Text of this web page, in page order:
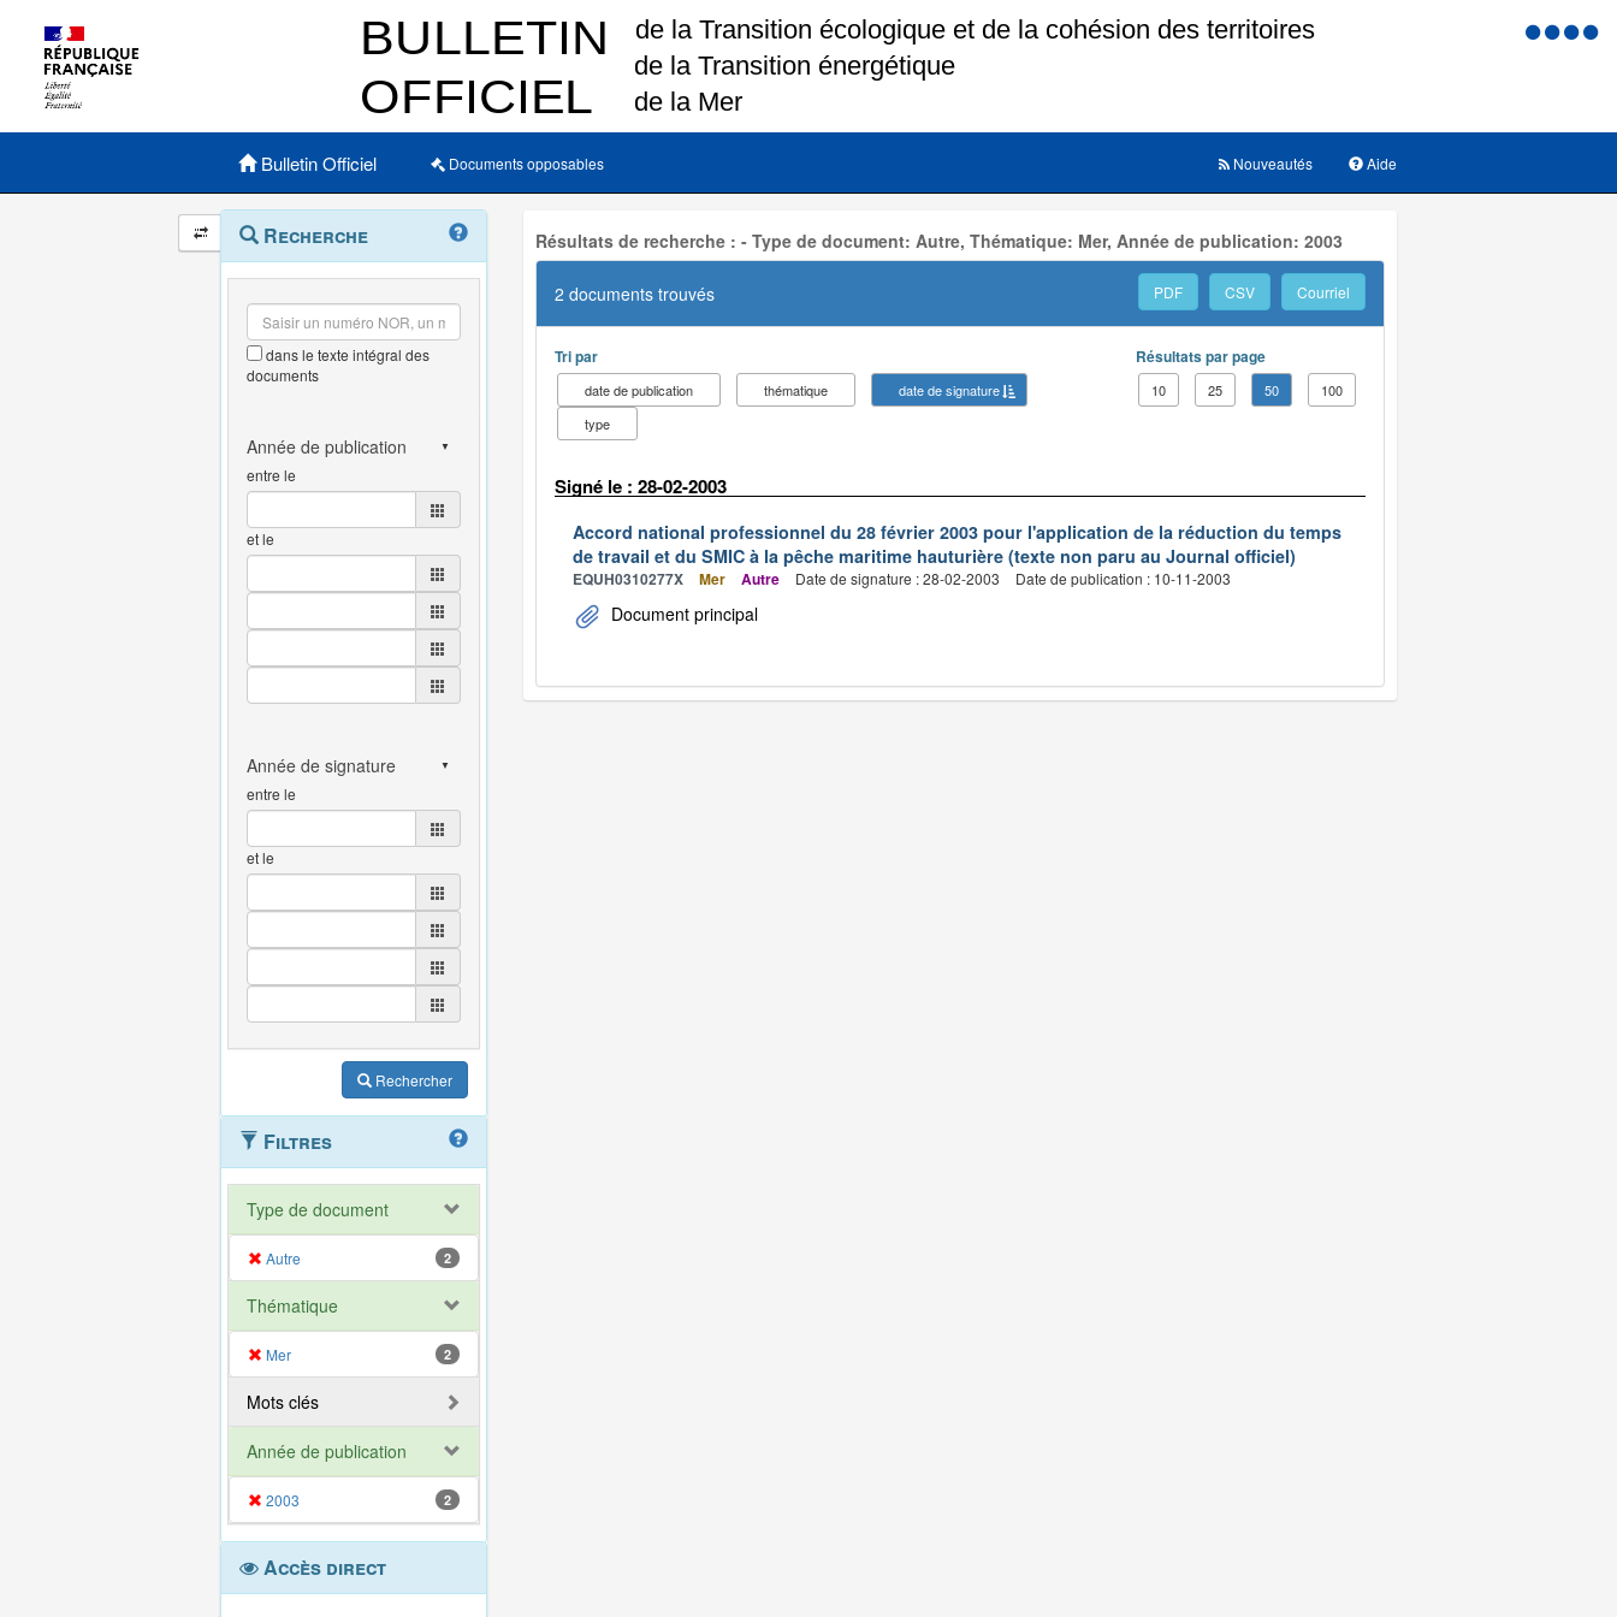
Menu
Menu principal
Bulletin Officiel Documents opposables Aide
Nouveautés
Navigation
et
outils
annexes
Menu
contextuel
Recherche
dans le texte intégral des
documents
entre le
et le
entre le
et le
Rechercher
Filtres
Type de document
Autre 2
Thématique
Mer 2
Mots clés
Année de publication
2003 2
Accès direct
Résultats de recherche : - Type de document: Autre, Thématique: Mer, Année de publication: 2003
2 documents trouvés PDF CSV Courriel
Tri par
date de publication thématique
date de signature
type
Résultats par page
10 25 50 100
Signé le : 28-02-2003
Accord national professionnel du 28 février 2003 pour l'application de la réduction du temps
de travail et du SMIC à la pêche maritime hauturière (texte non paru au Journal officiel)
EQUH0310277X Mer Autre Date de signature : 28-02-2003 Date de publication : 10-11-2003
Document principal